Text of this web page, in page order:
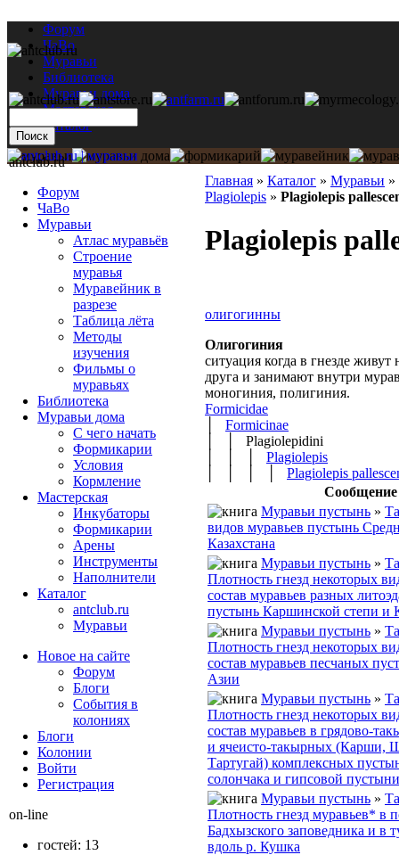
Форум
ЧаВо
Муравьи
Библиотека
Муравьи дома
Мастерская
Каталог
Главная » Каталог » Муравьи »
Plagiolepis » Plagiolepis
Plagiolepis
олигогинны
Олигогиния
ситуация когда в гнезде
друга и занимают внутри
моногиния, полигиния.
Formicidae
Formicinae
│ │ Plagiolepidini
Plagiolepis
Plagiolepis
Сообщение
Муравьи пустынь »
видов муравьев пустынь
Казахстана
Муравьи пустынь »
Плотность гнезд некоторых
состав муравьев разных
пустынь Каршинской степи и
Муравьи пустынь »
Плотность гнезд некоторых
состав муравьев песчаных
Азии
Муравьи пустынь »
Плотность гнезд некоторых
состав муравьев в грядово-
и ячеисто-такырных (Карши,
Тартугай) комплексных
солончака и гипсовой
Муравьи пустынь »
Плотность гнезд муравьев* в
Бадхызского заповедника и в
вдоль р. Кушка
antclub.ru
Форум
ЧаВо
Муравьи
Атлас муравьёв
Строение
муравья
Муравейник в
разрезе
Таблица лёта
Методы
изучения
Фильмы о
муравьях
Библиотека
Муравьи дома
С чего начать
Формикарии
Условия
Кормление
Мастерская
Инкубаторы
Формикарии
Арены
Инструменты
Наполнители
Каталог
antclub.ru
Муравьи
Новое на сайте
Форум
Блоги
События в
колониях
Блоги
Колонии
Войти
Peгиcтpaция
on-line
гостей: 13